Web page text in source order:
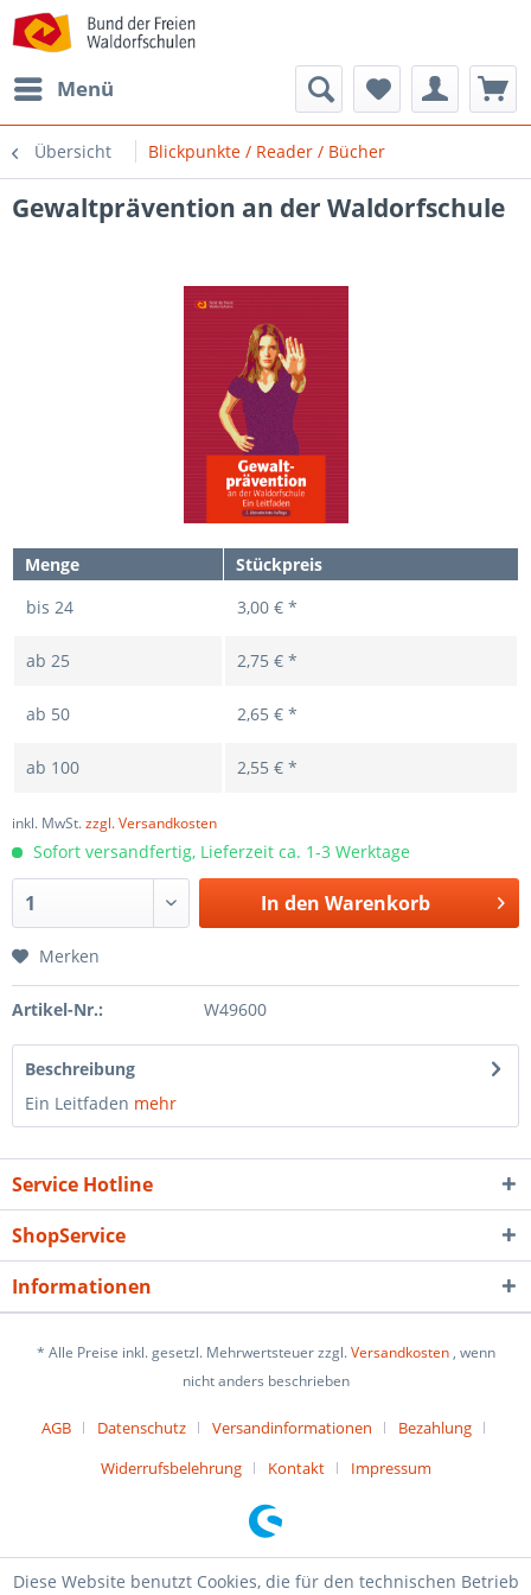
Menü
Übersicht Blickpunkte / Reader / Bücher
Gewaltprävention an der Waldorfschule
Menge
Stückpreis
bis 24 3,00 € *
ab 25 2,75 € *
ab 50 2,65 € *
ab 100 2,55 € *
inkl. MwSt.zzgl. Versandkosten
Sofort versandfertig, Lieferzeit ca. 1-3 Werktage
In den Warenkorb
Merken
Artikel-Nr.: W49600
Beschreibung
Ein Leitfaden mehr
Service Hotline
ShopService
Informationen
* Alle Preise inkl. gesetzl. Mehrwertsteuer zzgl.Versandkosten, wenn
nicht anders beschrieben
AGB Datenschutz Versandinformationen
Bezahlung
Widerrufsbelehrung
Kontakt Impressum
Diese Website benutzt Cookies, die für den technischen Betrieb